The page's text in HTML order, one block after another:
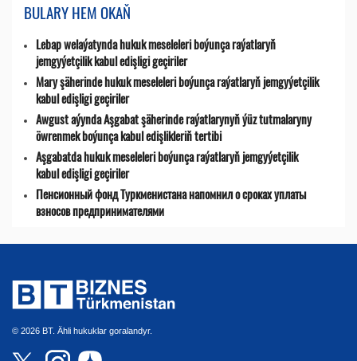
BULARY HEM OKAŇ
Lebap welaýatynda hukuk meseleleri boýunça raýatlaryň
jemgyýetçilik kabul edişligi geçiriler
Mary şäherinde hukuk meseleleri boýunça raýatlaryň jemgyýetçilik
kabul edişligi geçiriler
Awgust aýynda Aşgabat şäherinde raýatlarynyň ýüz tutmalaryny
öwrenmek boýunça kabul edişlikleriň tertibi
Aşgabatda hukuk meseleleri boýunça raýatlaryň jemgyýetçilik
kabul edişligi geçiriler
Пенсионный фонд Туркменистана напомнил о сроках уплаты
взносов предпринимателями
© 2026 BT. Ähli hukuklar goralandyr.